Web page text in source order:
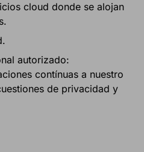
cloud donde se alojan
autorizado:
contínuas a nuestro
de privacidad y